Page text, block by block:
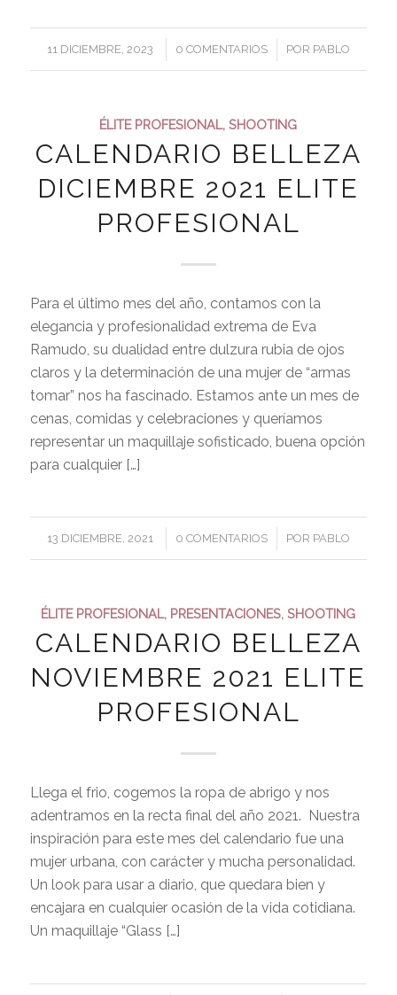
11 DICIEMBRE, 2023
/ 0 COMENTARIOS
/ POR PABLO
ÉLITE PROFESIONAL,SHOOTING
CALENDARIO BELLEZA
DICIEMBRE 2021 ELITE
PROFESIONAL
Para el último mes del año, contamos con la
elegancia y profesionalidad extrema de Eva
Ramudo, su dualidad entre dulzura rubia de ojos
claros y la determinación de una mujer de “armas
tomar” nos ha fascinado. Estamos ante un mes de
cenas, comidas y celebraciones y queríamos
representar un maquillaje sofisticado, buena opción
para cualquier […]
13 DICIEMBRE, 2021
/ 0 COMENTARIOS
/ POR PABLO
ÉLITE PROFESIONAL, PRESENTACIONES,SHOOTING
CALENDARIO BELLEZA
NOVIEMBRE 2021 ELITE
PROFESIONAL
Llega el frio, cogemos la ropa de abrigo y nos
adentramos en la recta final del año 2021. Nuestra
inspiración para este mes del calendario fue una
mujer urbana, con carácter y mucha personalidad.
Un look para usar a diario, que quedara bien y
encajara en cualquier ocasión de la vida cotidiana.
Un maquillaje “Glass […]